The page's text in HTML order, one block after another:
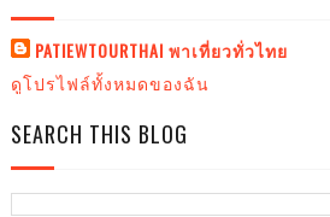
PATIEWTOURTHAI พาเที่ยวทั่วไทย
ดูโปรไฟล์ทั้งหมดของฉัน
SEARCH THIS BLOG